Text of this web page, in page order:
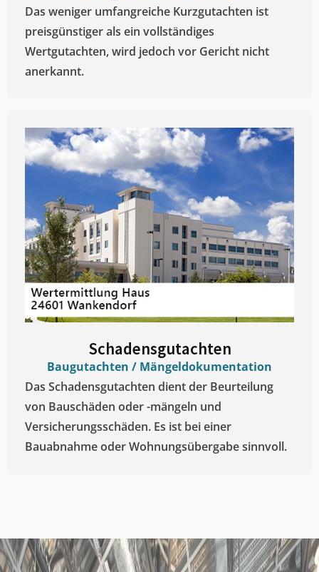
Das weniger umfangreiche Kurzgutachten ist
preisgünstiger als ein vollständiges
Wertgutachten, wird jedoch vor Gericht nicht
anerkannt.
Schadensgutachten
Baugutachten / Mängeldokumentation
Das Schadensgutachten dient der Beurteilung
von Bauschäden oder -mängeln und
Versicherungsschäden. Es ist bei einer
Bauabnahme oder Wohnungsübergabe sinnvoll.